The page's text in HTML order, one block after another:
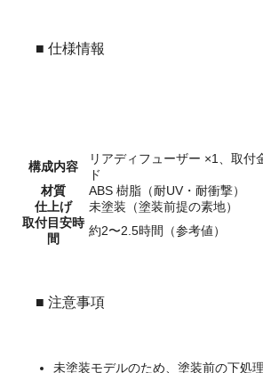
■ 仕様情報
構成内容
リアディフューザー ×1、取付
ド
材質
ABS 樹脂（耐UV・耐衝撃）
仕上げ
未塗装（塗装前提の素地）
取付目安時
間
約2〜2.5時間（参考値）
■ 注意事項
未塗装モデルのため、塗装前の下処